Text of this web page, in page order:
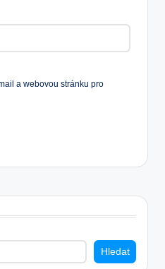
a webovou stránku pro
Hledat